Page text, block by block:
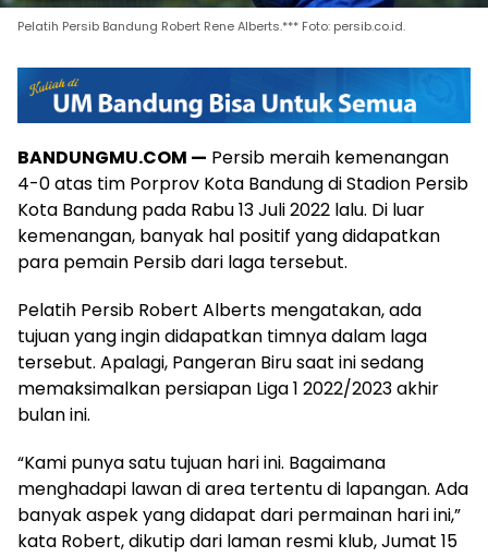
Pelatih Persib Bandung Robert Rene Alberts.*** Foto: persib.co.id.
BANDUNGMU.COM — Persib meraih kemenangan
4-0 atas tim Porprov Kota Bandung di Stadion Persib
Kota Bandung pada Rabu 13 Juli 2022 lalu. Di luar
kemenangan, banyak hal positif yang didapatkan
para pemain Persib dari laga tersebut.
Pelatih Persib Robert Alberts mengatakan, ada
tujuan yang ingin didapatkan timnya dalam laga
tersebut. Apalagi, Pangeran Biru saat ini sedang
memaksimalkan persiapan Liga 1 2022/2023 akhir
bulan ini.
“Kami punya satu tujuan hari ini. Bagaimana
menghadapi lawan di area tertentu di lapangan. Ada
banyak aspek yang didapat dari permainan hari ini,”
kata Robert, dikutip dari laman resmi klub, Jumat 15